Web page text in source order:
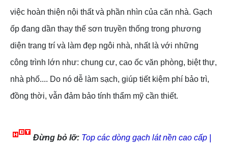
việc hoàn thiện nội thất và phần nhìn của căn nhà. Gạch
ốp đang dần thay thế sơn truyền thống trong phương
diện trang trí và làm đẹp ngôi nhà, nhất là với những
công trình lớn như: chung cư, cao ốc văn phòng, biệt thự,
nhà phố.... Do nó dễ làm sạch, giúp tiết kiệm phí bảo trì,
đồng thời, vẫn đảm bảo tính thẩm mỹ cần thiết.
Đừng bỏ lỡ: Top các dòng gạch lát nền cao cấp |